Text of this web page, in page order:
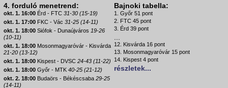
4. forduló menetrend:
okt. 1. 16:00 Érd - FTC 31-30 (15-19)
okt. 1. 17:00 FKC - Vác 31-25 (14-11)
okt. 1. 18:00 Siófok - Dunaújváros 19-26
(10-11)
okt. 1. 18:00 Mosonmagyaróvár - Kisvárda
21-20 (13-12)
okt. 1. 18:00 Kispest - DVSC 24-43 (11-22)
okt. 1. 18:00 Győr - MTK 40-25 (21-12)
okt. 2. 18:00 Budaörs - Békéscsaba 29-25
(14-11)
Bajnoki tabella:
1. Győr 51 pont
2. FTC 45 pont
3. Érd 39 pont
...
12. Kisvárda 16 pont
13. Mosonmagyaróvár 15 pont
14. Kispest 4 pont
részletek...